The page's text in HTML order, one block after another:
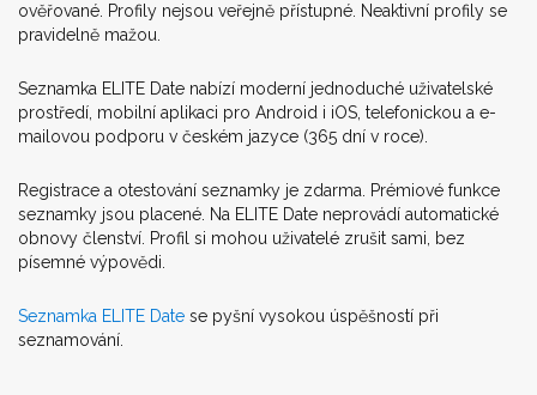
ověřované. Profily nejsou veřejně přístupné. Neaktivní profily se
pravidelně mažou.
Seznamka ELITE Date nabízí moderní jednoduché uživatelské
prostředí, mobilní aplikaci pro Android i iOS, telefonickou a e-
mailovou podporu v českém jazyce (365 dní v roce).
Registrace a otestování seznamky je zdarma. Prémiové funkce
seznamky jsou placené. Na ELITE Date neprovádí automatické
obnovy členství. Profil si mohou uživatelé zrušit sami, bez
písemné výpovědi.
Seznamka ELITE Date se pyšní vysokou úspěšností při
seznamování.